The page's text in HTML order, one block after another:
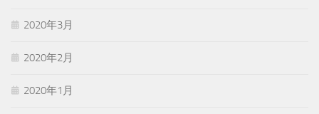
2020年3月
2020年2月
2020年1月